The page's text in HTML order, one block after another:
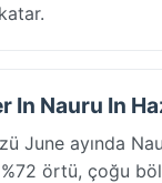
In Nauru In
June ayında
örtü, çoğu